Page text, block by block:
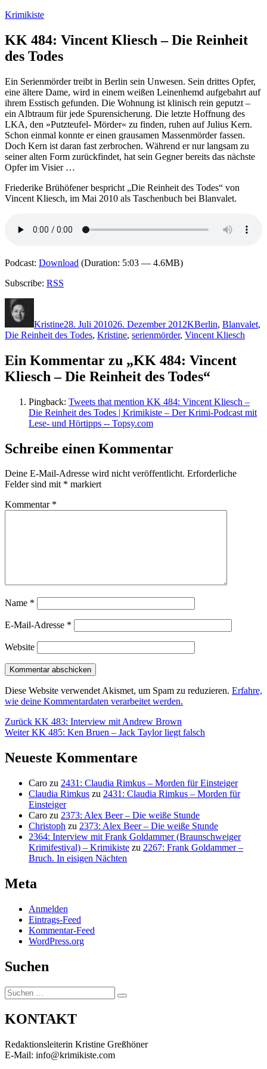
Zum
springen
Krimikiste
KK 484: Vincent Kliesch – Die Reinheit
des Todes
Ein Serienmörder treibt in Berlin sein Unwesen. Sein drittes Opfer,
eine ältere Dame, wird in einem weißen Leinenhemd aufgebahrt auf
ihrem Esstisch gefunden. Die Wohnung ist klinisch rein geputzt –
ein Albtraum für jede Spurensicherung. Die letzte Hoffnung des
LKA, den »Putzteufel- Mörder« zu finden, ruhen auf Julius Kern.
Schon einmal konnte er einen grausamen Massenmörder fassen.
Doch Kern ist daran fast zerbrochen. Während er nur langsam zu
seiner alten Form zurückfindet, hat sein Gegner bereits das nächste
Opfer im Visier …
Friederike Brühöfener bespricht „Die Reinheit des Todes“ von
Vincent Kliesch, im Mai 2010 als Taschenbuch bei Blanvalet.
Podcast: Download (Duration: 5:03 — 4.6MB)
Subscribe: RSS
Kristine28. Juli 201026. Dezember 2012KBerlin, Blanvalet,
Die Reinheit des Todes, Kristine, serienmörder, Vincent Kliesch
Ein Kommentar zu „KK 484: Vincent
Kliesch – Die Reinheit des Todes“
Pingback: Tweets that mention KK 484: Vincent Kliesch –
Die Reinheit des Todes | Krimikiste – Der Krimi-Podcast mit
Lese- und Hörtipps -- Topsy.com
Schreibe einen Kommentar
Deine E-Mail-Adresse wird nicht veröffentlicht. Erforderliche
Felder sind mit * markiert
Kommentar *
Name *
E-Mail-Adresse *
Website
Diese Website verwendet Akismet, um Spam zu reduzieren. Erfahre,
wie deine Kommentardaten verarbeitet werden.
Beitragsnavigation
Zurück Vorheriger
Beitrag:
KK 483: Interview mit Andrew Brown
Weiter Nächster
KK 485: Ken Bruen – Jack Taylor liegt falsch
Neueste Kommentare
Caro zu 2431: Claudia Rimkus – Morden für Einsteiger
Claudia Rimkus zu 2431: Claudia Rimkus – Morden für
Einsteiger
Caro zu 2373: Alex Beer – Die weiße Stunde
Christoph zu 2373: Alex Beer – Die weiße Stunde
2364: Interview mit Frank Goldammer (Braunschweiger
Krimifestival) – Krimikiste zu 2267: Frank Goldammer –
Bruch. In eisigen Nächten
Meta
Anmelden
Eintrags-Feed
Kommentar-Feed
WordPress.org
Suchen
Suchen
nach:
Suchen
KONTAKT
Redaktionsleiterin Kristine Greßhöner
E-Mail: info@krimikiste.com